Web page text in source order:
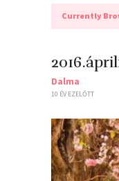
Currently
Dalma
10 ÉV EZELŐTT